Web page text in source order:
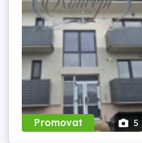
Promovat 5